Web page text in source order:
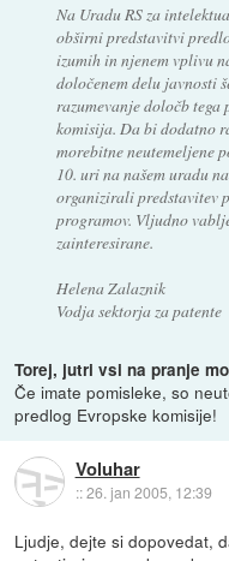
Na Uradu RS za
obširni predstavitvi
izumih in njenem vplivu
določenem delu javnosti
razumevanje določb
komisija. Da bi dodatno
morebitne neutemeljene
10. uri na našem uradu
organizirali predstavitev
programov. Vljudno
zainteresirane.
Helena Zalaznik
Vodja sektorja za patente
Torej, jutri vsi na pranje
Če imate pomisleke, so
predlog Evropske komisije!
Voluhar
::26. jan 2005, 12:39
Ljudje, dejte si dopovedat,